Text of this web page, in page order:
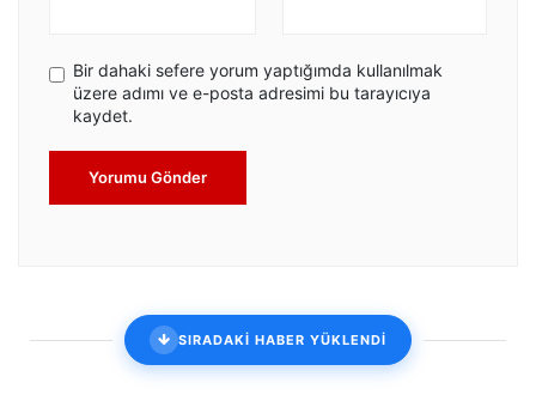
Bir dahaki sefere yorum yaptığımda kullanılmak
üzere adımı ve e-posta adresimi bu tarayıcıya
kaydet.
Yorumu Gönder
SIRADAKİ HABER YÜKLENDİ